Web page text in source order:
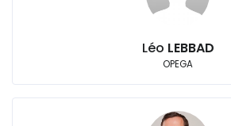
Léo LEBBAD
OPEGA